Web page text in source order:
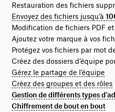
Restauration des fichiers
Envoyez des fichiers jusqu’à
Modification de fichiers PDF
Ajoutez votre marque à vos
Protégez vos fichiers par mot
Créez des dossiers d’équipe
Gérez le partage de l’équipe
Créez des groupes et des rôles
Gestion de différents types
Chiffrement de bout en bout